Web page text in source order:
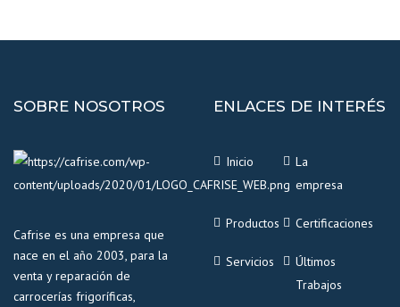
SOBRE NOSOTROS
Cafrise es una empresa que
nace en el año 2003, para la
venta y reparación de
carrocerías frigoríficas,
ENLACES DE INTERÉS
Inicio
La
empresa
Productos Certificaciones
Servicios
Últimos
Trabajos